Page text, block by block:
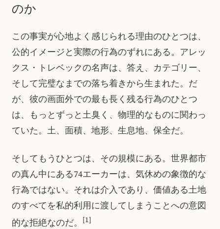
のか
この事実が心地よく感じられる理由のひとつは、
公的イメージと実際の行為のずれにある。アレッ
クス・トレベックの名声は、答え、カテゴリー、
そして完璧なまでの落ち着きから生まれた。だ
が、彼の画面外での最も長く残る行為のひとつ
は、もっとずっと土臭く、物理的なものに関わっ
ていた。土、面積、地形、生息地、保全だ。
そしてもうひとつは、その規模にある。世界都市
の真ん中にある74エーカーは、気休めの象徴的な
行為ではない。それは介入であり、価値ある土地
のすべてを私的利用に渡してしまうことへの意図
的な拒絶なのだ。
[1]